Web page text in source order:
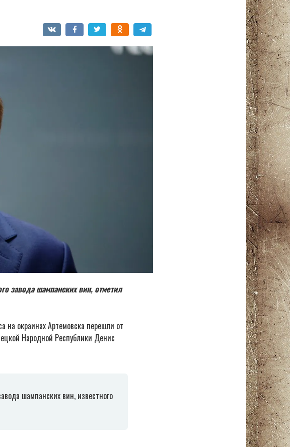
завода шампанских вин, отметил
окраинах Артемовска перешли от
Народной Республики Денис
шампанских вин, известного